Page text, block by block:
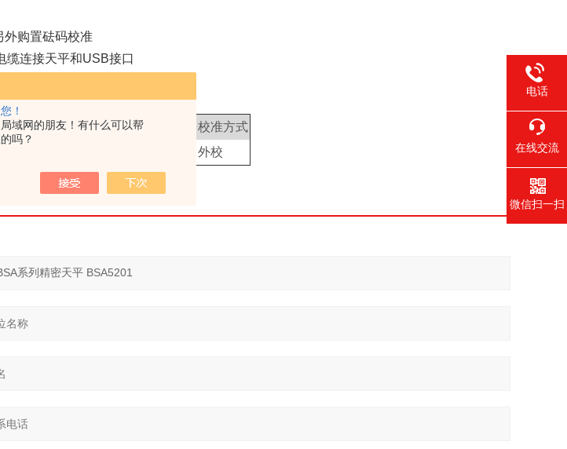
！
域网的朋友！有什么可以帮
吗？
外购置砝码校准
缆连接天平和USB接口
明确定义控制面板。
寸(mm) 重复性(≤+mg) 线性
校准方式
外校
电话
在线交流
微信扫一扫